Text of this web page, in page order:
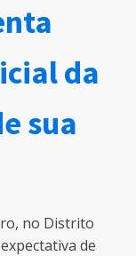
da
sua
no Distrito
de